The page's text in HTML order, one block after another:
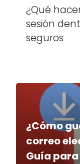
¿Qué
sesión
seguros
¿Cómo
correo
Guía